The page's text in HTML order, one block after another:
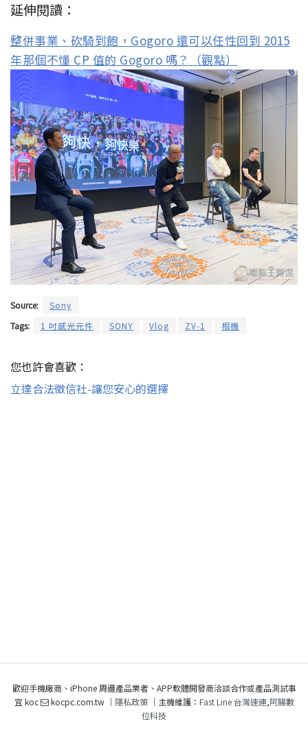
延伸閱讀：
整併事業、砍騎到飽，Gogoro 還可以任性回到 2015
年那個不懂 CP 值的 Gogoro 嗎？（觀點）
Source:
Sony
Tags:
1 吋感光元件 SONY Vlog ZV-1 相機
您也許會喜歡：
立達合法徵信社-讓您安心的選擇
歡迎手機廠商、iPhone 周邊產品業者、APP軟體開發商洽談合作或產品測試事
宜 koc
kocpc.com.tw ｜ 隱私政策｜主機維護： Fast Line 台灣速連,阿腸數
位科技